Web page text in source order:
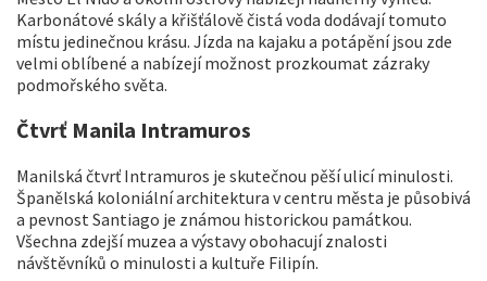
Karbonátové skály a křišťálově čistá voda dodávají tomuto
místu jedinečnou krásu. Jízda na kajaku a potápění jsou zde
velmi oblíbené a nabízejí možnost prozkoumat zázraky
podmořského světa.
Čtvrť Manila Intramuros
Manilská čtvrť Intramuros je skutečnou pěší ulicí minulosti.
Španělská koloniální architektura v centru města je působivá
a pevnost Santiago je známou historickou památkou.
Všechna zdejší muzea a výstavy obohacují znalosti
návštěvníků o minulosti a kultuře Filipín.